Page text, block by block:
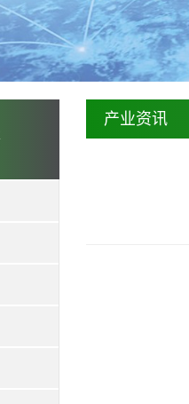
产业资讯